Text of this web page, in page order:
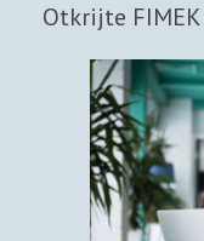
Otkrijte FIMEK